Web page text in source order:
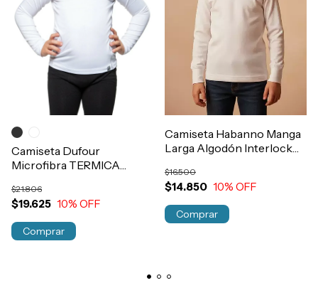
Camiseta Dufour
Microfibra TERMICA
Art.11952
$19.625
$21.806
10% OFF
Comprar
Camiseta Habanno Manga
Larga Algodón Interlock
Art.513
$14.850
$16.500
10% OFF
Comprar